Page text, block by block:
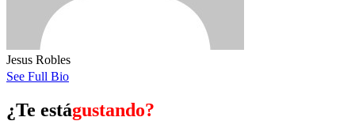
Jesus Robles
See Full Bio
¿Te estágustando?